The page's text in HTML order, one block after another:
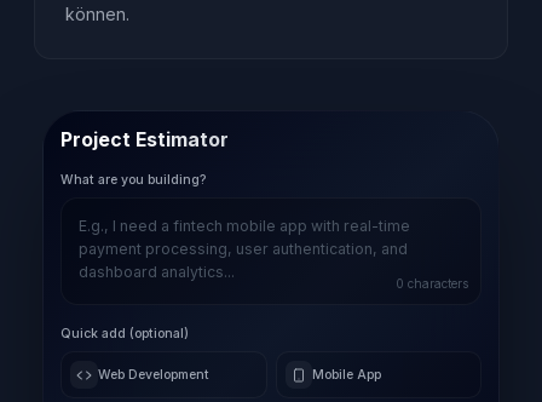
können.
Project Estimator
What are you building?
0 characters
Quick add (optional)
Web Development Mobile App